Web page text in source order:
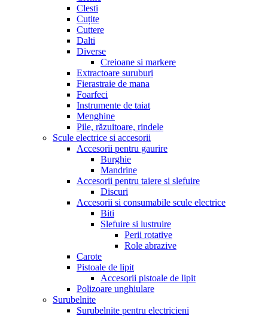
Clesti
Cuțite
Cuttere
Dalti
Diverse
Creioane si markere
Extractoare suruburi
Fierastraie de mana
Foarfeci
Instrumente de taiat
Menghine
Pile, răzuitoare, rindele
Scule electrice si accesorii
Accesorii pentru gaurire
Burghie
Mandrine
Accesorii pentru taiere si slefuire
Discuri
Accesorii si consumabile scule electrice
Biti
Slefuire si lustruire
Perii rotative
Role abrazive
Carote
Pistoale de lipit
Accesorii pistoale de lipit
Polizoare unghiulare
Surubelnite
Surubelnite pentru electricieni